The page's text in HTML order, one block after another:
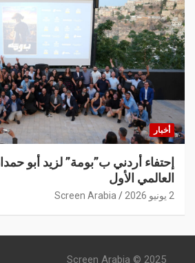
أخبار
إحتفاء أردني ب”بومة” لزيد أبو
العالمي الأول
2 يونيو 2026 Screen Arabia
Screen Arabia © 2025